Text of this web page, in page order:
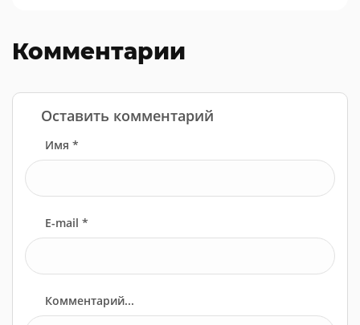
Комментарии
Оставить комментарий
Имя *
E-mail *
Комментарий...